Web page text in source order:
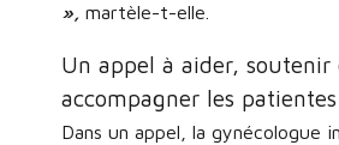
», martèle-t-elle.
Un appel à aider, soutenir
accompagner les patientes
Dans un appel, la gynécologue